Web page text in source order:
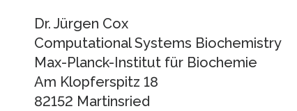
Dr. Jürgen Cox
Computational Systems Biochemistry
Max-Planck-Institut für Biochemie
Am Klopferspitz 18
82152 Martinsried